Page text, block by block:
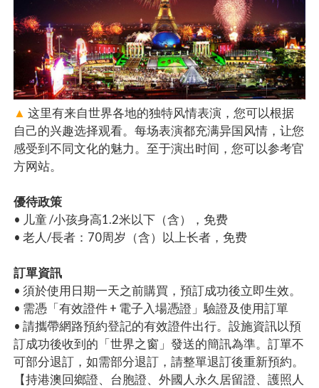
▲这里有来自世界各地的独特风情表演，您可以根据
自己的兴趣选择观看。每场表演都充满异国风情，让您
感受到不同文化的魅力。至于演出时间，您可以参考官
方网站。
優待政策
• 儿童 /小孩身高1.2米以下（含），免费
• 老人/長者：70周岁（含）以上长者，免费
訂單資訊
• 須於使用日期一天之前購買，預訂成功後立即生效。
• 需憑「有效證件 + 電子入場憑證」驗證及使用訂單
• 請攜帶網路預約登記的有效證件出行。設施資訊以預
訂成功後收到的「世界之窗」發送的簡訊為準。訂單不
可部分退訂，如需部分退訂，請整單退訂後重新預約。
【持港澳回鄉證、台胞證、外國人永久居留證、護照人